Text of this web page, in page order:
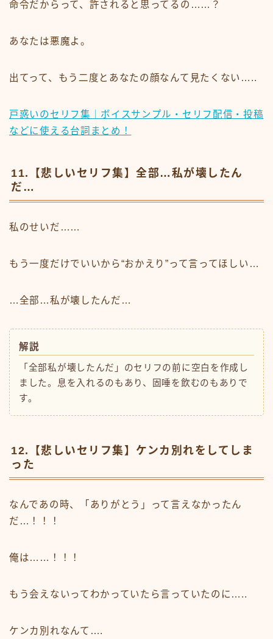
命令だからって、許されると思ってるの……？
あなたは悪魔よ。
出てって、もう二度とあなたの顔なんて見たくない…..
戸惑いのセリフ集｜ボイスサンプル・セリフ配信・投稿
などに使える台詞まとめ！
11.【悲しいセリフ集】全部…私が壊したん
だ…
私のせいだ……
もう一度だけでいいから“おかえり”って言ってほしい…
…全部…私が壊したんだ…
解説
「全部私が壊したんだ」のセリフの前に空白を作成し
ました。息を入れるのもあり、固唾を飲むのもありで
す。
12.【悲しいセリフ集】ケンカ別れをしてしま
った
なんであの時、「ありがとう」って言えなかったん
だ…！！！
俺は……！！！
もう会えないってわかっていたら言っていたのに…..
ケンカ別れなんて….